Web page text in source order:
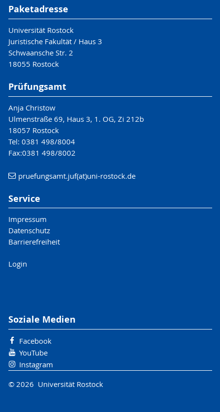
Paketadresse
Universität Rostock
Juristische Fakultät / Haus 3
Schwaansche Str. 2
18055 Rostock
Prüfungsamt
Anja Christow
Ulmenstraße 69, Haus 3, 1. OG, Zi 212b
18057 Rostock
Tel: 0381 498/8004
Fax:0381 498/8002
pruefungsamt.juf(at)uni-rostock.de
Service
Impressum
Datenschutz
Barrierefreiheit
Login
Soziale Medien
Facebook
YouTube
Instagram
© 2026 Universität Rostock